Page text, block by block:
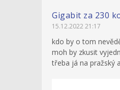
Gigabit za 230
15.12.2022 21:17
kdo by o tom
moh by zkusit
třeba já na pražský